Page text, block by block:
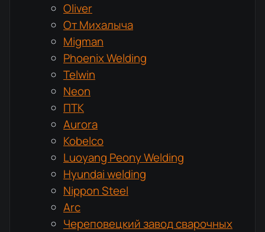
Oliver
От Михалыча
Migman
Phoenix Welding
Telwin
Neon
ПТК
Aurora
Kobelco
Luoyang Peony Welding
Hyundai welding
Nippon Steel
Arc
Череповецкий завод сварочных